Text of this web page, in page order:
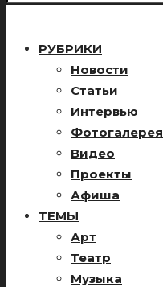
РУБРИКИ
Новости
Статьи
Интервью
Фотогалерея
Видео
Проекты
Афиша
ТЕМЫ
Арт
Театр
Музыка